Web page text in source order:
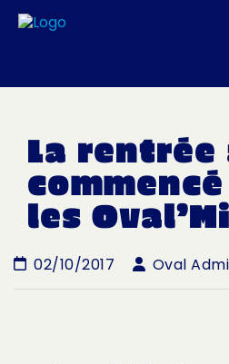
La rentrée
les
02/10/2017 Oval